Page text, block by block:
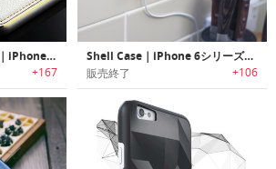
Leather iPhone Case｜iPhone 6シリーズ用プレミアムレザーケース
+167
Shell Case｜iPhone 6シリーズ用マイクロ吸引シェルケース
販売終了 +106